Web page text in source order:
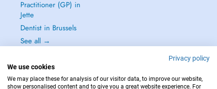
Practitioner (GP) in
Jette
Dentist in Brussels
See all →
Privacy policy
We use cookies
We may place these for analysis of our visitor data, to improve our website,
show personalised content and to give you a great website experience. For